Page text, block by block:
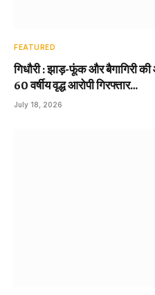
FEATURED
गिधौरी : झाड़-फूंक और बैगागिरी
60 वर्षीय वृद्ध आरोपी गिरफ्तार…
July 18, 2026